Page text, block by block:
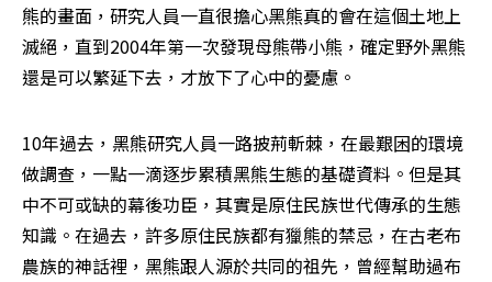
熊的畫面，研究人員一直很擔心黑熊真的會在這個土地上
滅絕，直到2004年第一次發現母熊帶小熊，確定野外黑熊
還是可以繁延下去，才放下了心中的憂慮。
10年過去，黑熊研究人員一路披荊斬棘，在最艱困的環境
做調查，一點一滴逐步累積黑熊生態的基礎資料。但是其
中不可或缺的幕後功臣，其實是原住民族世代傳承的生態
知識。在過去，許多原住民族都有獵熊的禁忌，在古老布
農族的神話裡，黑熊跟人源於共同的祖先，曾經幫助過布